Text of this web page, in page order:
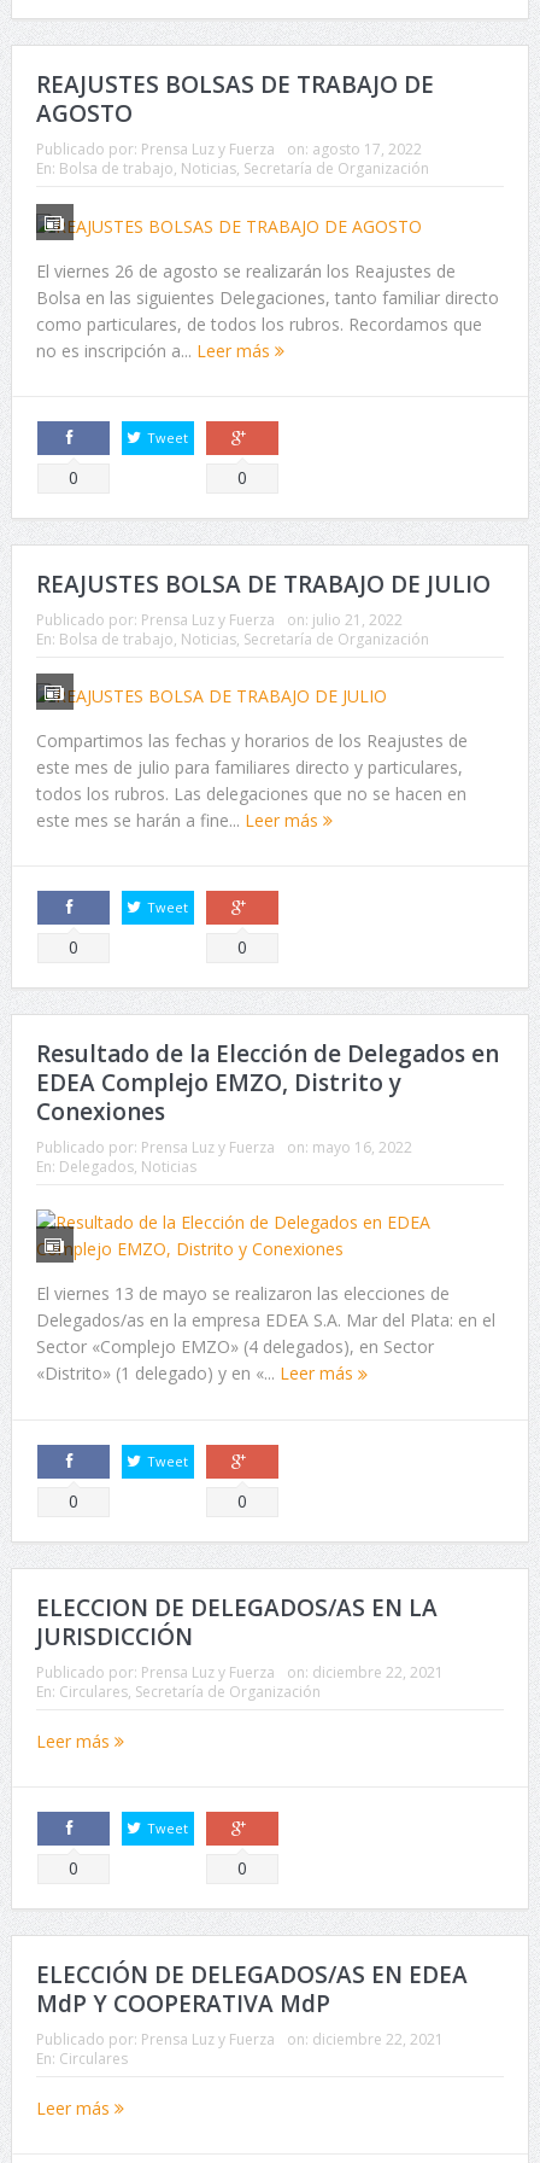
REAJUSTES BOLSAS DE TRABAJO DE
AGOSTO
Publicado por: Prensa Luz y Fuerza on: agosto 17, 2022
En: Bolsa de trabajo, Noticias, Secretaría de Organización
El viernes 26 de agosto se realizarán los Reajustes de
Bolsa en las siguientes Delegaciones, tanto familiar directo
como particulares, de todos los rubros. Recordamos que
no es inscripción a... Leer más
Comparte
0
Tweet
Comparte
0
REAJUSTES BOLSA DE TRABAJO DE JULIO
Publicado por: Prensa Luz y Fuerza on: julio 21, 2022
En: Bolsa de trabajo, Noticias, Secretaría de Organización
Compartimos las fechas y horarios de los Reajustes de
este mes de julio para familiares directo y particulares,
todos los rubros. Las delegaciones que no se hacen en
este mes se harán a fine... Leer más
Comparte
0
Tweet
Comparte
0
Resultado de la Elección de Delegados en
EDEA Complejo EMZO, Distrito y
Conexiones
Publicado por: Prensa Luz y Fuerza on: mayo 16, 2022
En: Delegados, Noticias
El viernes 13 de mayo se realizaron las elecciones de
Delegados/as en la empresa EDEA S.A. Mar del Plata: en el
Sector «Complejo EMZO» (4 delegados), en Sector
«Distrito» (1 delegado) y en «... Leer más
Comparte
0
Tweet
Comparte
0
ELECCION DE DELEGADOS/AS EN LA
JURISDICCIÓN
Publicado por: Prensa Luz y Fuerza on: diciembre 22, 2021
En: Circulares, Secretaría de Organización
Leer más
Comparte
0
Tweet
Comparte
0
ELECCIÓN DE DELEGADOS/AS EN EDEA
MdP Y COOPERATIVA MdP
Publicado por: Prensa Luz y Fuerza on: diciembre 22, 2021
En: Circulares
Leer más